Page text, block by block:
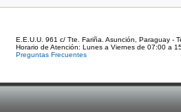
E.E.U.U. 961 c/ Tte. Fariña. Asunción, Paraguay -
Horario de Atención: Lunes a Viernes de 07:00 a
Preguntas Frecuentes